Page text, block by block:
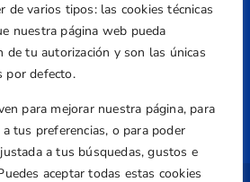
de varios tipos: las cookies técnicas
nuestra página web pueda
de tu autorización y son las únicas
por defecto.
para mejorar nuestra página, para
tus preferencias, o para poder
a tus búsquedas, gustos e
aceptar todas estas cookies
Normativa
Federación